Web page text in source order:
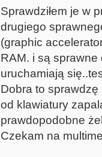
Sprawdziłem je w
drugiego
(graphic
RAM. i są sprawne
uruchamiają
Dobra to sprawdzę
od klawiatury
prawdopodobne
Czekam na